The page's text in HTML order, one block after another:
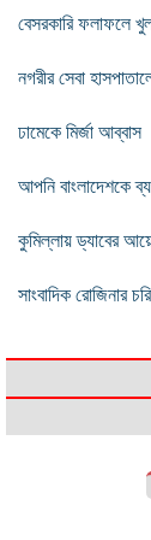
বেসরকারি ফলাফলে
নগরীর সেবা
ঢামেকে মির্জা আব্বাস
আপ‌নি বাংলাদেশকে
কুমিল্লায় ড্যাবের
সাংবাদিক রোজিনার